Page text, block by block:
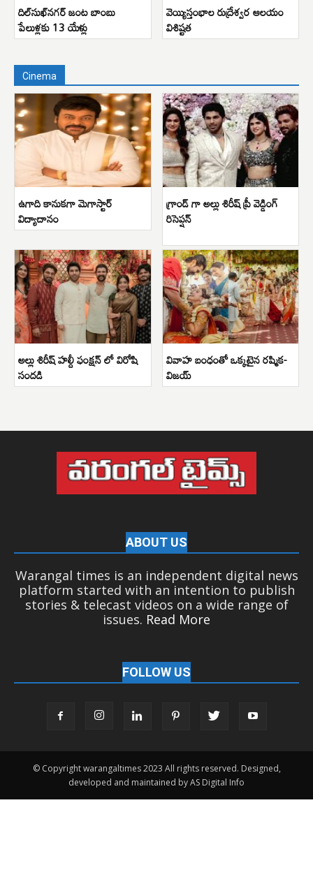
దిల్‌సుఖ్‌నగర్ జంట బాంబు
పేలుళ్లకు 13 యేళ్లు
వెయ్యిస్తంభాల రుద్రేశ్వర ఆలయం
విశిష్టత
Cinema
ఉగాది కానుకగా మెగాస్టార్
విద్యాదానం
గ్రాండ్ గా అల్లు శిరీష్ ప్రీ వెడ్డింగ్
రిసెప్షన్
అల్లు శిరీష్ హల్దీ ఫంక్షన్ లో విరోషి
సందడి
వివాహ బంధంతో ఒక్కటైన రష్మిక-
విజయ్
ABOUT US
Warangal times is an independent digital news
platform started with an intention to publish
stories & telecast videos on a wide range of
issues. Read More
FOLLOW US
© Copyright warangaltimes 2023 All rights reserved. Designed,
developed and maintained by AS Digital Info